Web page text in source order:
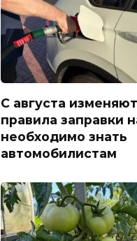
С августа
правила заправки
необходимо знать
автомобилистам